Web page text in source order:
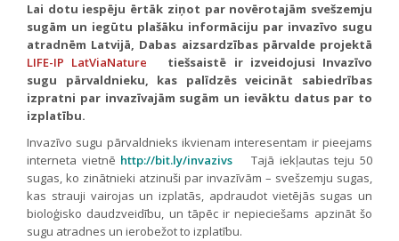
Lai dotu iespēju ērtāk ziņot par novērotajām svešzemju
sugām un iegūtu plašāku informāciju par invazīvo sugu
atradnēm Latvijā, Dabas aizsardzības pārvalde projektā
LIFE-IP LatViaNature
tiešsaistē ir izveidojusi Invazīvo
sugu pārvaldnieku, kas palīdzēs veicināt sabiedrības
izpratni par invazīvajām sugām un ievāktu datus par to
izplatību.
Invazīvo sugu pārvaldnieks ikvienam interesentam ir pieejams
interneta vietnē http://bit.ly/invazivs
Tajā iekļautas teju 50
sugas, ko zinātnieki atzinuši par invazīvām – svešzemju sugas,
kas strauji vairojas un izplatās, apdraudot vietējās sugas un
bioloģisko daudzveidību, un tāpēc ir nepieciešams apzināt šo
sugu atradnes un ierobežot to izplatību.